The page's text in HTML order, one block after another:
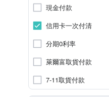
現金付款
信用卡一次付清
分期0利率
萊爾富取貨付款
7-11取貨付款